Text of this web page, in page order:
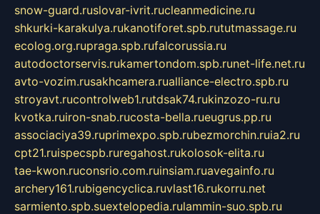
snow-guard.ruslovar-ivrit.rucleanmedicine.ru
shkurki-karakulya.rukanotiforet.spb.rututmassage.ru
ecolog.org.rupraga.spb.rufalcorussia.ru
autodoctorservis.rukamertondom.spb.runet-life.net.ru
avto-vozim.rusakhcamera.rualliance-electro.spb.ru
stroyavt.rucontrolweb1.rutdsak74.rukinzozo-ru.ru
kvotka.ruiron-snab.rucosta-bella.rueugrus.pp.ru
associaciya39.ruprimexpo.spb.rubezmorchin.ruia2.ru
cpt21.ruispecspb.ruregahost.rukolosok-elita.ru
tae-kwon.ruconsrio.com.ruinsiam.ruavegainfo.ru
archery161.rubigencyclica.ruvlast16.rukorru.net
sarmiento.spb.suextelopedia.rulammin-suo.spb.ru